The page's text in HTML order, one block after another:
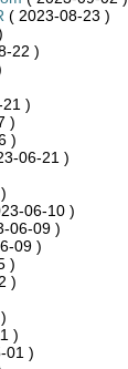
( 2023-08-23 )
22 )
)
)
)
06-21 )
06-10 )
06-09 )
09 )
)
)
)
01 )